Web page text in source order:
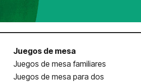
Juegos de mesa
Juegos de mesa familiares
Juegos de mesa para dos